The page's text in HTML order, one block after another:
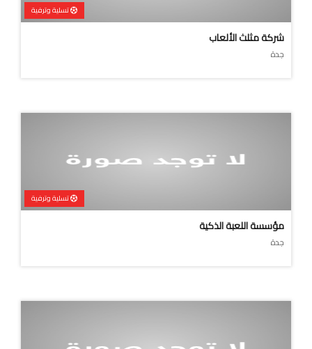
تسلية وترفية
شركة مثلث الألعاب
جدة
تسلية وترفية
مؤسسة اللعبة الذكية
جدة